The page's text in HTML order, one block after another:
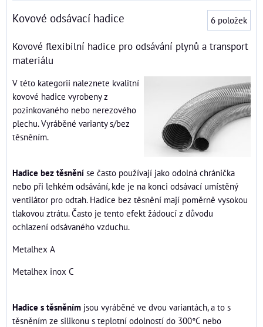
Kovové odsávací hadice 6 položek
Kovové flexibilní hadice pro odsávání plynů a transport
materiálu
V této kategorii naleznete kvalitní
kovové hadice vyrobeny z
pozinkovaného nebo nerezového
plechu. Vyráběné varianty s/bez
těsněním.
Hadice bez těsnění se často používají jako odolná chránička
nebo při lehkém odsávání, kde je na konci odsávací umístěný
ventilátor pro odtah. Hadice bez těsnění mají poměrně vysokou
tlakovou ztrátu. Často je tento efekt žádoucí z důvodu
ochlazení odsávaného vzduchu.
Metalhex A
Metalhex inox C
Hadice s těsněním jsou vyráběné ve dvou variantách, a to s
těsněním ze silikonu s teplotní odolností do 300°C nebo